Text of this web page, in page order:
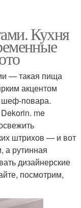
Кухня
— такая пища
акцентом
шеф-повара.
me
штрихов — и вот
а рутинная
дизайнерские
посмотрим,